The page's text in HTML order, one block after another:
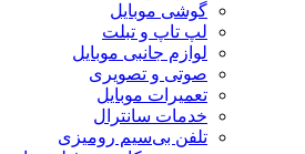
گوشی موبایل
لپ تاپ و تبلت
لوازم جانبی موبایل
صوتی و تصویری
تعمیرات موبایل
خدمات سانترال
تلفن بی‌سیم رومیزی